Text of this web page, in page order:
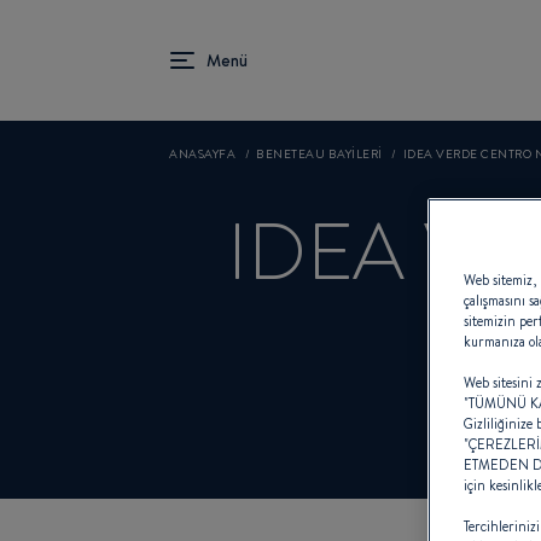
ANASAYFA BENETEAU BAYILERI IDEA VERDE CENTRO
IDEA
Web
sitemizin
kurmanıza
Web sitesini
"TÜMÜNÜ
Gizliliğinize
ETMEDEN
için
Tercihlerinizi